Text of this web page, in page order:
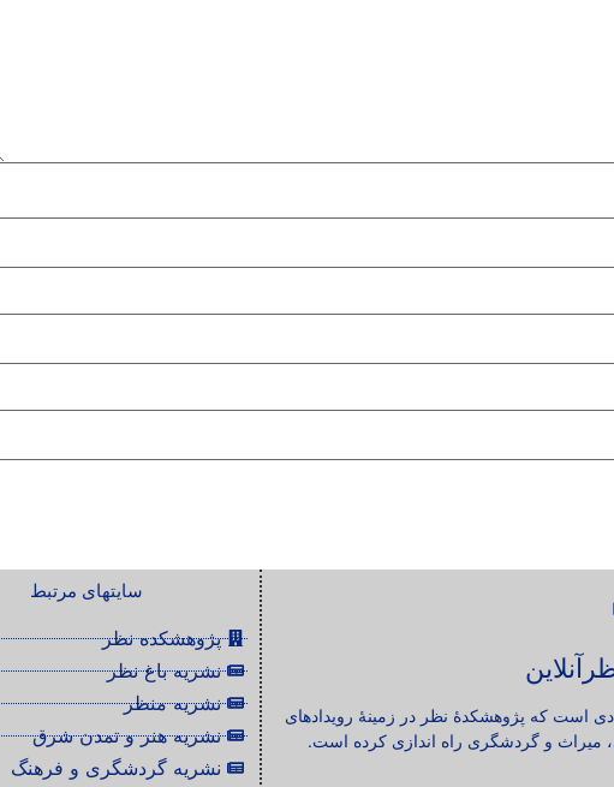
است که پژوهشکدۀ نظر در زمینۀ رویدادهای
میراث و گردشگری راه اندازی کرده است.
سایتهای مرتبط
پژوهشکده نظر
نشریه باغ نظر
نشریه منظر
نشریه هنر و تمدن شرق
نشریه گردشگری و فرهنگ